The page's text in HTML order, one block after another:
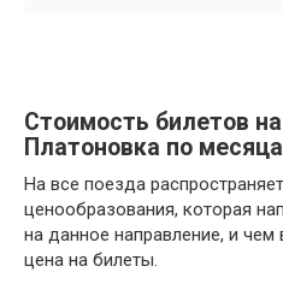
Стоимость билетов
Платоновка по
На все поезда
ценообразования, которая
на данное направление, и
цена на билеты.